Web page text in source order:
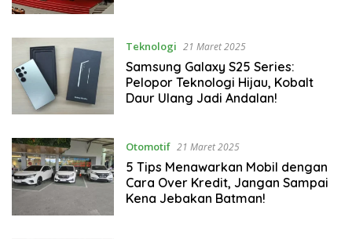
Teknologi 21 Maret 2025
Samsung Galaxy S25 Series:
Pelopor Teknologi Hijau, Kobalt
Daur Ulang Jadi Andalan!
Otomotif 21 Maret 2025
5 Tips Menawarkan Mobil dengan
Cara Over Kredit, Jangan Sampai
Kena Jebakan Batman!